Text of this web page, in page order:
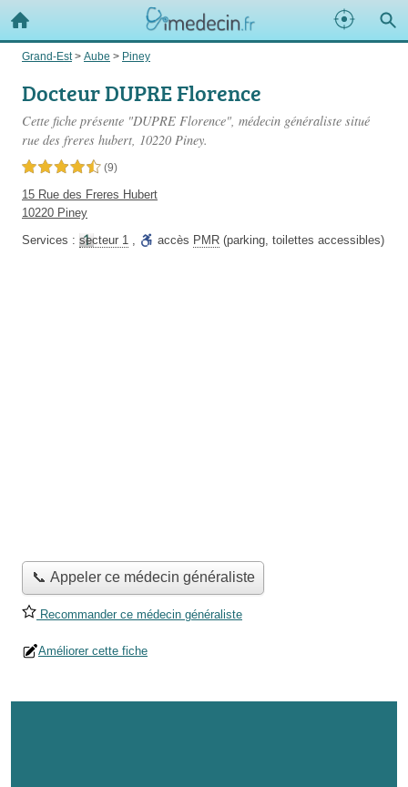
Grand-Est> Aube > Piney
Docteur DUPRE Florence
Cette fiche présente "DUPRE Florence", médecin généraliste situé
rue des freres hubert, 10220 Piney.
4,5 étoiles sur 5 (9)
15 Rue des Freres Hubert
10220 Piney
Services : secteur 1 , accès PMR (parking, toilettes accessibles)
📞 Appeler ce médecin généraliste
Recommander ce médecin généraliste
Améliorer cette fiche